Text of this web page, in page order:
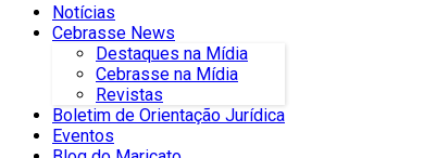
Notícias
Cebrasse News
Destaques na Mídia
Cebrasse na Mídia
Revistas
Boletim de Orientação Jurídica
Eventos